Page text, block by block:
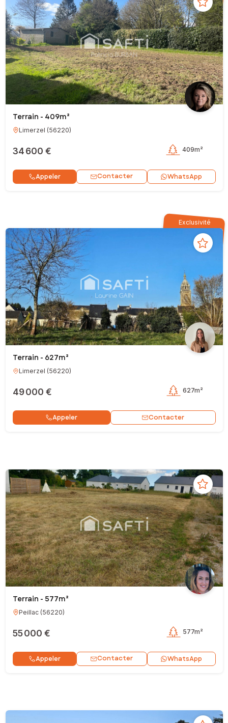
Terrain - 409m²
Limerzel (56220)
34 600 € 409m²
Appeler Contacter WhatsApp
Exclusivité
Terrain - 627m²
Limerzel (56220)
49 000 € 627m²
Appeler Contacter
Terrain - 577m²
Peillac(56220)
55 000 € 577m²
Appeler Contacter WhatsApp